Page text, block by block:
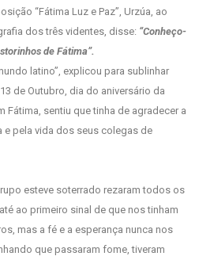
“Fátima Luz e Paz”, Urzúa, ao
dos três videntes, disse: “Conheço-
de Fátima”.
latino”, explicou para sublinhar
de Outubro, dia do aniversário da
Fátima, sentiu que tinha de agradecer a
e pela vida dos seus colegas de
esteve soterrado rezaram todos os
ao primeiro sinal de que nos tinham
mas a fé e a esperança nunca nos
que passaram fome, tiveram